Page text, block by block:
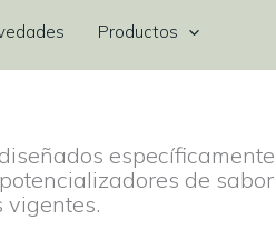
Productos
de
vigentes.